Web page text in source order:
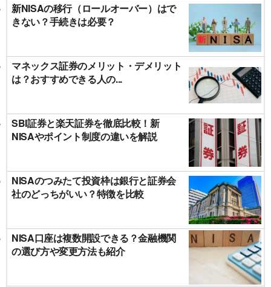
新NISAの移行（ロールオーバー）はで
きない？手続きは必要？
マネックス証券のメリット・デメリット
は？おすすめできる人の...
SBI証券と楽天証券を徹底比較！新
NISAやポイント制度の違いを解説
NISAのつみたて投資枠は銀行と証券会
社のどっちがいい？特徴を比較
NISA口座は複数開設できる？金融機関
の選び方や変更方法も紹介